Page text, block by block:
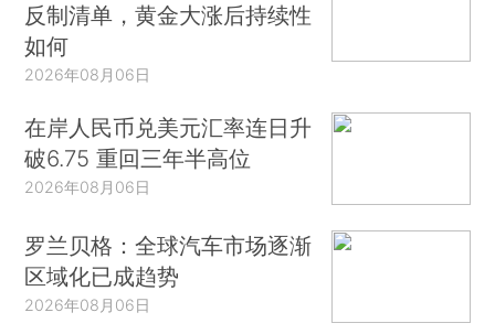
反制清单，黄金大涨后持续性
如何
2026年08月06日
在岸人民币兑美元汇率连日升
破6.75 重回三年半高位
2026年08月06日
罗兰贝格：全球汽车市场逐渐
区域化已成趋势
2026年08月06日